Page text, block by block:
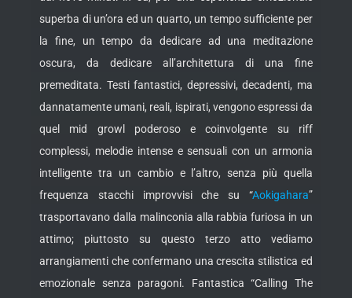
superba di un’ora ed un quarto, un tempo sufficiente per
la fine, un tempo da dedicare ad una meditazione
oscura, da dedicare all’architettura di una fine
premeditata. Testi fantastici, depressivi, decadenti, ma
dannatamente umani, reali, ispirati, vengono espressi da
quel mid growl poderoso e coinvolgente su riff
complessi, melodie intense e sensuali con un armonia
intelligente tra un cambio e l’altro, senza più quella
frequenza stacchi improvvisi che su “Aokigahara”
trasportavano dalla malinconia alla rabbia furiosa in un
attimo; piuttosto su questo terzo atto vediamo
arrangiamenti che confermano una crescita stilistica ed
emozionale senza paragoni. Fantastica “Calling The